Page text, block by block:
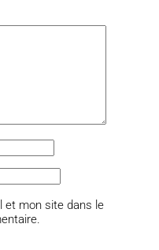
et mon site dans le